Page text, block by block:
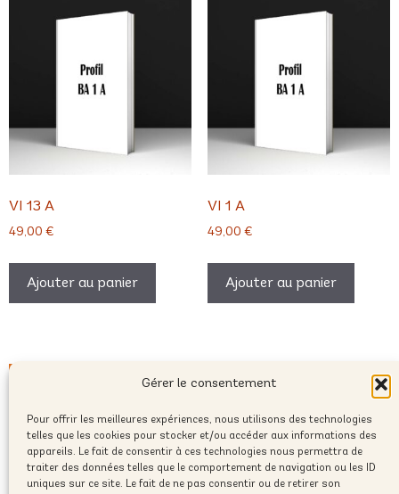
Gérer le consentement
Pour offrir les meilleures expériences, nous utilisons des technologies
telles que les cookies pour stocker et/ou accéder aux informations des
appareils. Le fait de consentir à ces technologies nous permettra de
traiter des données telles que le comportement de navigation ou les ID
uniques sur ce site. Le fait de ne pas consentir ou de retirer son
VI 13 A
49,00 €
Ajouter au panier
VI 1 A
49,00 €
Ajouter au panier